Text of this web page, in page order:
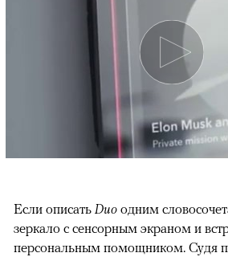
Если описать Duo одним
зеркало с сенсорным экраном и
персональным помощником. Судя